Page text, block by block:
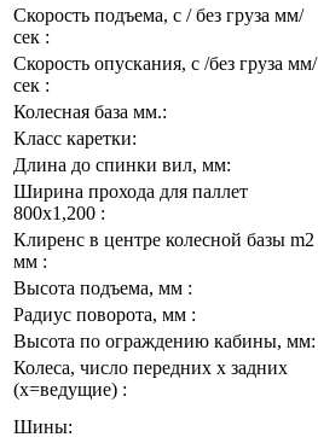
Скорость подъема, с / без груза мм/
сек :
Скорость опускания, с /без груза мм/
сек :
Колесная база мм.:
Класс каретки:
Длина до спинки вил, мм:
Ширина прохода для паллет
800x1,200 :
Клиренс в центре колесной базы m2
мм :
Высота подъема, мм :
Радиус поворота, мм :
Высота по ограждению кабины, мм:
Колеса, число передних х задних
(x=ведущие) :
Шины: